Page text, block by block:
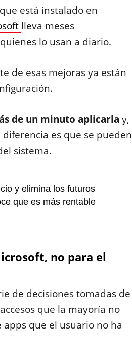
está instalado en
lleva meses
lo usan a diario.
de esas mejoras ya están
de un minuto aplicarla y,
es que se pueden
sistema.
y elimina los futuros
que es más rentable
no para el
de decisiones tomadas de
que la mayoría no
que el usuario no ha